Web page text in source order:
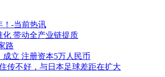
！-当前热讯
带动全产业链提质
路
立 注册资本5万人民币
传不好，与日本足球差距在扩大